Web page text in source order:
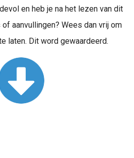
en heb je na het lezen van dit
aanvullingen? Wees dan vrij om
laten. Dit word gewaardeerd.